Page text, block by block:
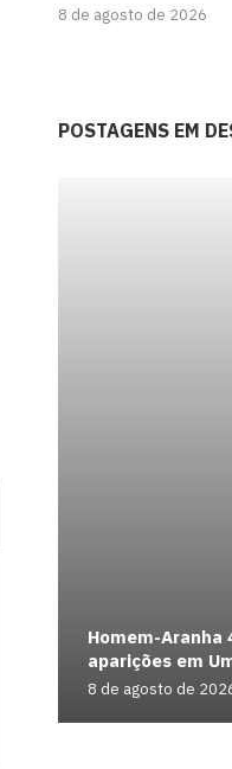
8 de agosto de 2026
POSTAGENS EM
Homem-Aranha
aparições em
8 de agosto de